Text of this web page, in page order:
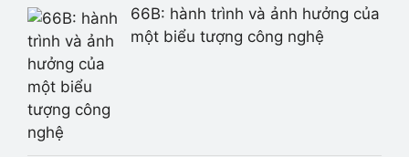
66B: hành trình và ảnh hưởng của
một biểu tượng công nghệ